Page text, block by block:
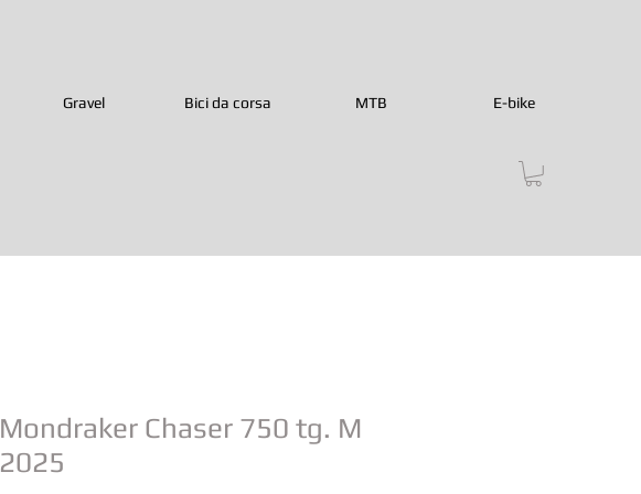
Gravel Bici da corsa MTB E-bike
Mondraker Chaser 750 tg. M
2025